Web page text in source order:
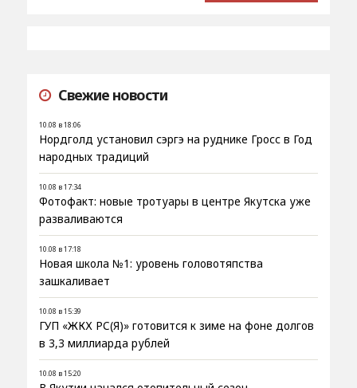
Свежие новости
10.08 в 18:06
Нордголд установил сэргэ на руднике Гросс в Год
народных традиций
10.08 в 17:34
Фотофакт: новые тротуары в центре Якутска уже
разваливаются
10.08 в 17:18
Новая школа №1: уровень головотяпства
зашкаливает
10.08 в 15:39
ГУП «ЖКХ РС(Я)» готовится к зиме на фоне долгов
в 3,3 миллиарда рублей
10.08 в 15:20